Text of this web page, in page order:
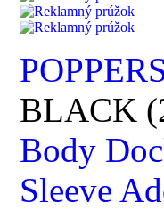
BLACK
Body
Sleeve